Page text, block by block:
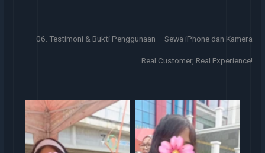
06. Testimoni & Bukti Penggunaan – Sewa iPhone dan Kamera
Real Customer, Real Experience!